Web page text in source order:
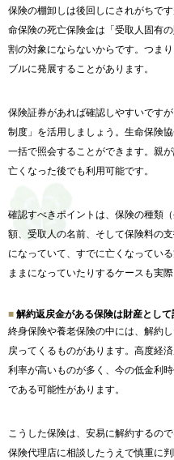
保険の棚卸しは後回しにされがちで
命保険の死亡保険金は「受取人固有
割の対象にならないからです。つま
ブルに発展することがあります。
保険証券があれば確認しやすいです
制度」を活用しましょう。生命保険
一括で照会することができます。親
亡くなった後でも利用可能です。
確認すべきポイントは、保険の種類
額、受取人の名前、そして保険料の
になっていて、すでに亡くなってい
ままになっていたりするケースも実際
解約返戻金がある保険は財産として
終身保険や養老保険の中には、解約
戻ってくるものがあります。高度経
利率が高いものが多く、今の低金利
である可能性があります。
こうした保険は、安易に解約するの
保険代理店に相談したうえで慎重に